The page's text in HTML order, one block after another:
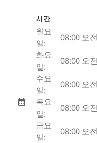
시간
월요
일:
08:00 오전
화요
일:
08:00 오전
수요
일:
08:00 오전
목요
일:
08:00 오전
금요
일:
08:00 오전